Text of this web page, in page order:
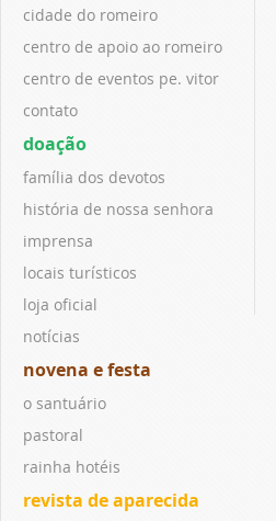
cidade do romeiro
centro de apoio ao romeiro
centro de eventos pe. vitor
contato
doação
família dos devotos
história de nossa senhora
imprensa
locais turísticos
loja oficial
notícias
novena e festa
o santuário
pastoral
rainha hotéis
revista de aparecida